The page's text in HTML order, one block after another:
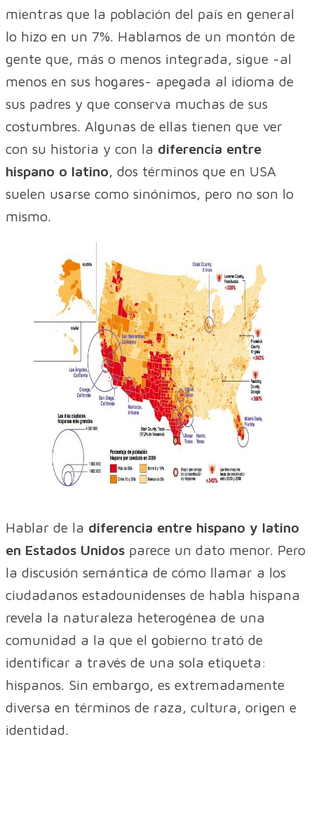
mientras que la población del país en general
lo hizo en un 7%. Hablamos de un montón de
gente que, más o menos integrada, sigue -al
menos en sus hogares- apegada al idioma de
sus padres y que conserva muchas de sus
costumbres. Algunas de ellas tienen que ver
con su historia y con la diferencia entre
hispano o latino, dos términos que en USA
suelen usarse como sinónimos, pero no son lo
mismo.
Hablar de la diferencia entre hispano y latino
en Estados Unidos parece un dato menor. Pero
la discusión semántica de cómo llamar a los
ciudadanos estadounidenses de habla hispana
revela la naturaleza heterogénea de una
comunidad a la que el gobierno trató de
identificar a través de una sola etiqueta:
hispanos. Sin embargo, es extremadamente
diversa en términos de raza, cultura, origen e
identidad.